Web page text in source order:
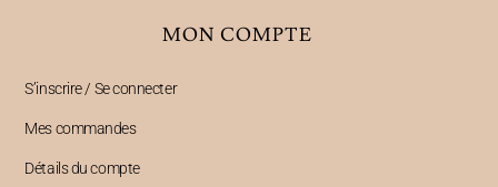
MON COMPTE
S’inscrire / Se connecter
Mes commandes
Détails du compte